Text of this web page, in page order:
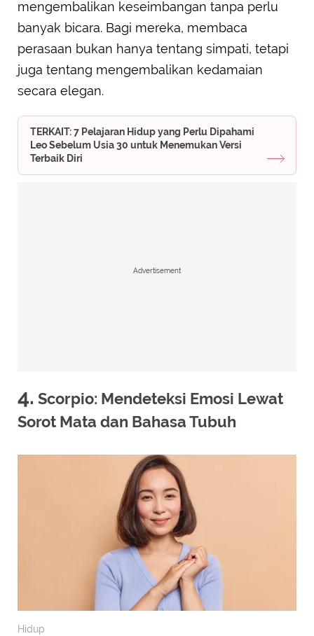
mengembalikan keseimbangan tanpa perlu
banyak bicara. Bagi mereka, membaca
perasaan bukan hanya tentang simpati, tetapi
juga tentang mengembalikan kedamaian
secara elegan.
TERKAIT: 7 Pelajaran Hidup yang Perlu Dipahami
Leo Sebelum Usia 30 untuk Menemukan Versi
Terbaik Diri
Advertisement
4. Scorpio: Mendeteksi Emosi Lewat
Sorot Mata dan Bahasa Tubuh
Hidup